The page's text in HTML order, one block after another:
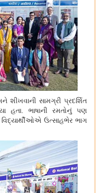
શીખવાની સામગ્રી પ્રદર્શિત
હતા. ભાષાની રમતોનું પણ
ઉત્સાહભેર ભાગ